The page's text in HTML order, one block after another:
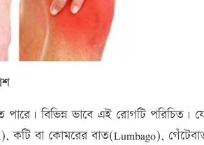
বিভিন্ন ভাবে এই রোগটি পরিচিত।
কটি বা কোমরের বাত(Lumbago),